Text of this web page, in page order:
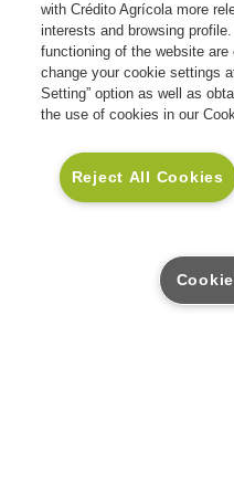
+351 211 111 800
Contacto Geral:Custo
8h30 às 17h30 - dias
Envie-nos uma
As suas dúvidas serão
Contacto Assistência
chamada para rede
Atendimento todos os
with Crédito Agrícola more
interests and browsing
functioning of the website
change your cookie settings
Setting” option as well as
the use of cookies in our
Reject All Cookies